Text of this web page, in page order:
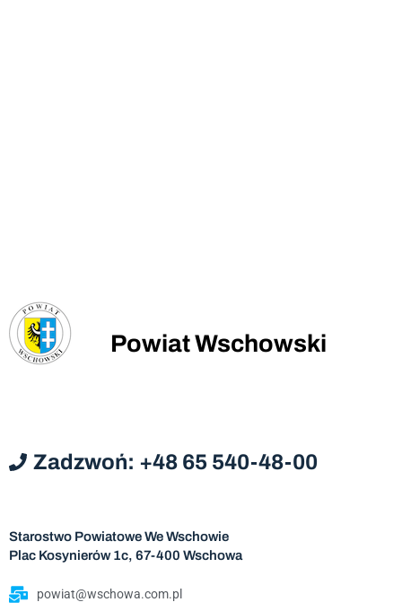
Powiat Wschowski
Zadzwoń: +48 65 540-48-00
Starostwo Powiatowe We Wschowie
Plac Kosynierów 1c, 67-400 Wschowa
powiat@wschowa.com.pl